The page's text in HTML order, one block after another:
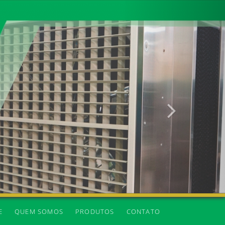
QUEM SOMOS PRODUTOS CONTATO